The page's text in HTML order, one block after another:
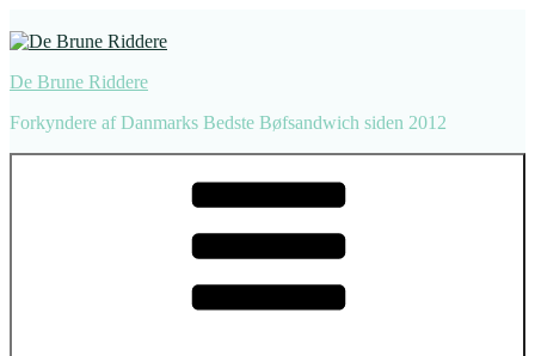
til
De Brune Riddere
Forkyndere af Danmarks Bedste Bøfsandwich siden 2012